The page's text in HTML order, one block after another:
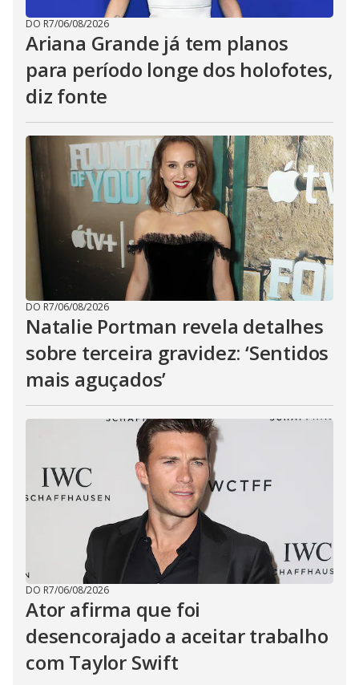
DO R7/06/08/2026
Ariana Grande já tem planos
para período longe dos holofotes,
diz fonte
DO R7/06/08/2026
Natalie Portman revela detalhes
sobre terceira gravidez: ‘Sentidos
mais aguçados’
DO R7/06/08/2026
Ator afirma que foi
desencorajado a aceitar trabalho
com Taylor Swift